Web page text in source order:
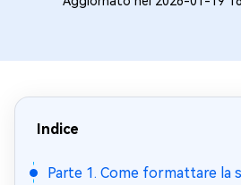
Indice
Parte 1. Come formattare la